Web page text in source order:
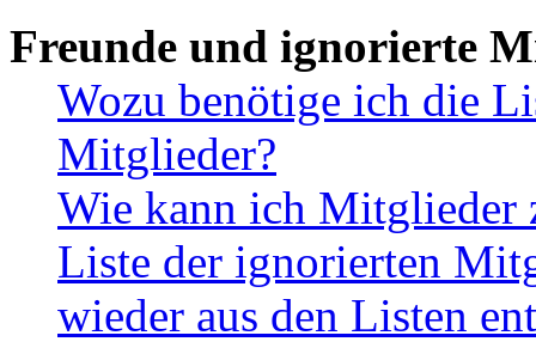
Freunde und ignorierte
Wozu benötige ich die
Mitglieder?
Wie kann ich Mitglieder
Liste der ignorierten
wieder aus den Listen